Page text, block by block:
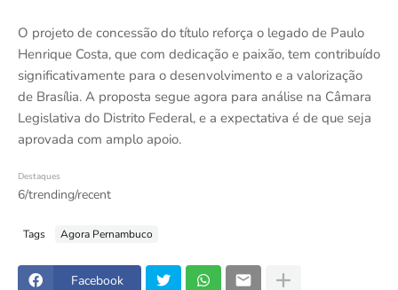
O projeto de concessão do título reforça o legado de Paulo
Henrique Costa, que com dedicação e paixão, tem contribuído
significativamente para o desenvolvimento e a valorização
de Brasília. A proposta segue agora para análise na Câmara
Legislativa do Distrito Federal, e a expectativa é de que seja
aprovada com amplo apoio.
Destaques
6/trending/recent
Tags Agora Pernambuco
Facebook